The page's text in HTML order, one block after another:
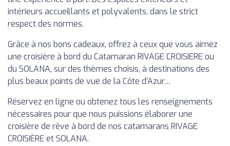
intérieurs accueillants et polyvalents, dans le strict
respect des normes.
Grâce à nos bons cadeaux, offrez à ceux que vous aimez
une croisière à bord du Catamaran RIVAGE CROISIERE ou
du SOLANA, sur des thèmes choisis, à destinations des
plus beaux points de vue de la Côte d’Azur…
Réservez en ligne ou obtenez tous les renseignements
nécessaires pour que nous puissions élaborer une
croisière de rêve à bord de nos catamarans RIVAGE
CROISIÈRE et SOLANA.